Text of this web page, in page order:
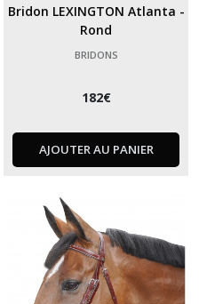
Bridon LEXINGTON Atlanta -
Rond
BRIDONS
182€
AJOUTER AU PANIER